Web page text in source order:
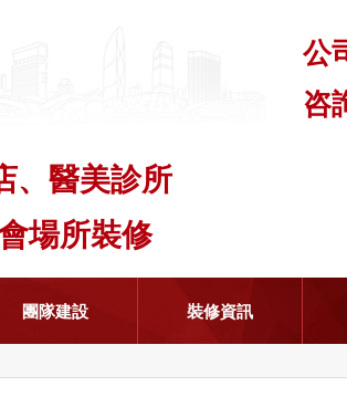
、醫美診所
場所裝修
公
咨
團隊建設 裝修資訊